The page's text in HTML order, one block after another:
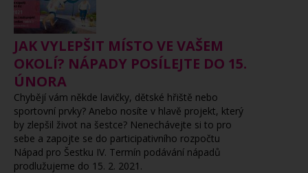
JAK VYLEPŠIT MÍSTO VE VAŠEM
OKOLÍ? NÁPADY POSÍLEJTE DO 15.
ÚNORA
Chybějí vám někde lavičky, dětské hřiště nebo
sportovní prvky? Anebo nosíte v hlavě projekt, který
by zlepšil život na šestce? Nenechávejte si to pro
sebe a zapojte se do participativního rozpočtu
Nápad pro Šestku IV. Termín podávání nápadů
prodlužujeme do 15. 2. 2021.